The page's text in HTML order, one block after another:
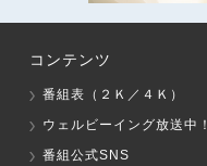
コンテンツ
番組表（２Ｋ／４Ｋ）
ウェルビーイング放送中！
番組公式SNS